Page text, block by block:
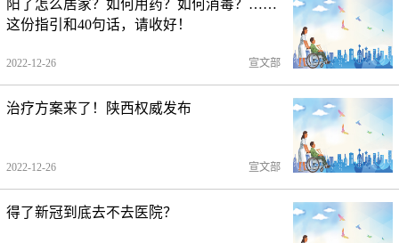
阳了怎么居家？如何用药？如何消毒？……
这份指引和40句话，请收好！
2022-12-26 宣文部
治疗方案来了！陕西权威发布
2022-12-26 宣文部
得了新冠到底去不去医院？